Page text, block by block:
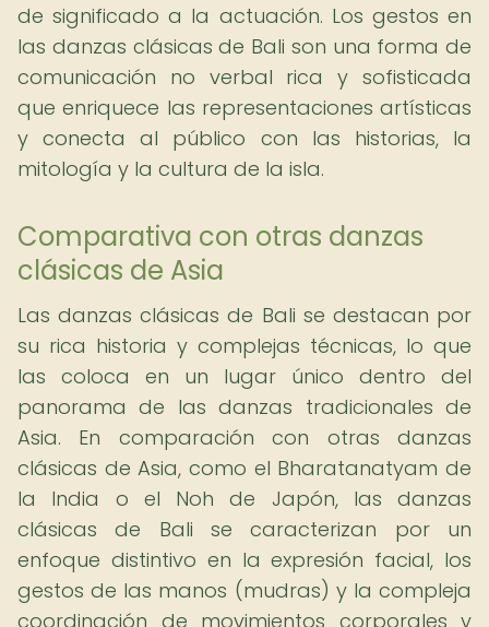
de significado a la actuación. Los gestos en
las danzas clásicas de Bali son una forma de
comunicación no verbal rica y sofisticada
que enriquece las representaciones artísticas
y conecta al público con las historias, la
mitología y la cultura de la isla.
Comparativa con otras danzas
clásicas de Asia
Las danzas clásicas de Bali se destacan por
su rica historia y complejas técnicas, lo que
las coloca en un lugar único dentro del
panorama de las danzas tradicionales de
Asia. En comparación con otras danzas
clásicas de Asia, como el Bharatanatyam de
la India o el Noh de Japón, las danzas
clásicas de Bali se caracterizan por un
enfoque distintivo en la expresión facial, los
gestos de las manos (mudras) y la compleja
coordinación de movimientos corporales y